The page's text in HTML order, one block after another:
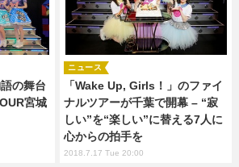
の舞台
宮城
「Wake Up, Girls！」のファイ
ナルツアーが千葉で開幕 – “寂
しい”を“楽しい”に替える7人に
心からの拍手を
ニュース
2018.7.17 Tue 20:00